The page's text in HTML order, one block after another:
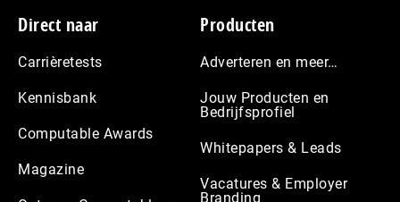
Footer
Direct naar
Carrièretests
Kennisbank
Computable Awards
Magazine
Producten
Adverteren en meer…
Jouw Producten en
Bedrijfsprofiel
Whitepapers & Leads
Vacatures & Employer
Branding